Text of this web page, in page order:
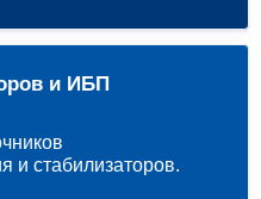
и ИБП
и стабилизаторов.